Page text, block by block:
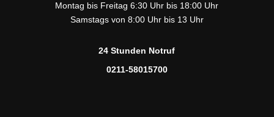
Montag bis Freitag 6:30 Uhr bis 18:00 Uhr
Samstags von 8:00 Uhr bis 13 Uhr
24 Stunden Notruf
0211-58015700